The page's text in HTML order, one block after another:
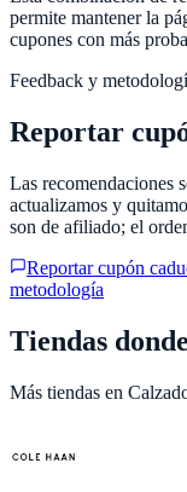
permite mantener la
cupones con más
Feedback y
Reportar
Las recomendaciones
actualizamos y
son de afiliado; el
Reportar cupón
metodología
Tiendas
Más tiendas en